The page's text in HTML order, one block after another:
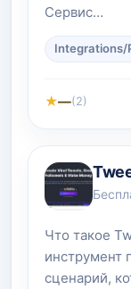
Сервис…
Integrations/
★—(2)
Что такое
инструмент
сценарий,